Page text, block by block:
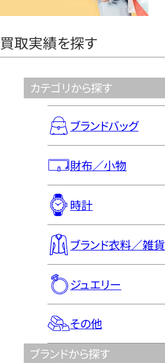
買取実績を探す
カテゴリから探す
ブランドバッグ
財布／小物
時計
ブランド衣料／雑貨
ジュエリー
その他
ブランドから探す